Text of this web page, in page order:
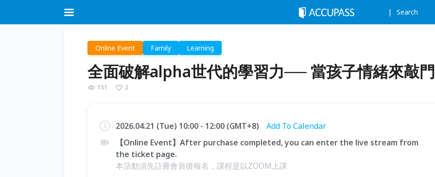
Search
Online Event Family Learning
全面破解alpha世代的學習力── 當孩子情緒來敲門
151 2
2026.04.21 (Tue) 10:00 - 12:00 (GMT+8)
Add To Calendar
【Online Event】After purchase completed, you can enter the live stream from
the ticket page.
本活動須先註冊會員後報名，課程是以ZOOM上課